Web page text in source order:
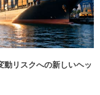
動リスクへの新しいヘッ